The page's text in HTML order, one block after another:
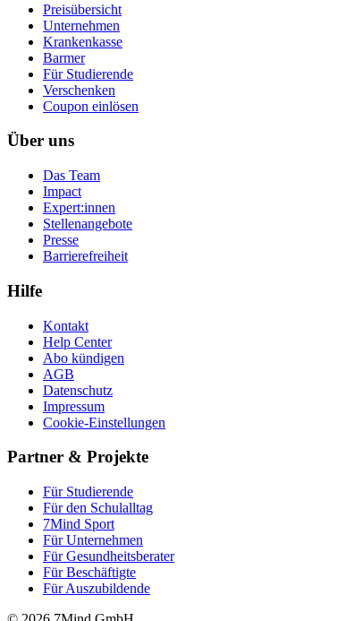
Preisübersicht
Unternehmen
Krankenkasse
Barmer
Für Studierende
Ver­schen­ken
Coupon einlösen
Über uns
Das Team
Impact
Expert:innen
Stellenangebote
Presse
Barrierefreiheit
Hilfe
Kontakt
Help Center
Abo kündigen
AGB
Datenschutz
Impressum
Cookie-Einstellungen
Partner & Projekte
Für Stu­die­rende
Für den Schulalltag
7Mind Sport
Für Unter­neh­men
Für Gesund­heits­be­ra­ter
Für Beschäftigte
Für Auszubildende